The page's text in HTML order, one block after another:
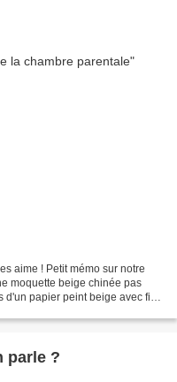
aime ! Petit mémo sur notre
moquette beige chinée pas
d'un papier peint beige avec fil
parle ?